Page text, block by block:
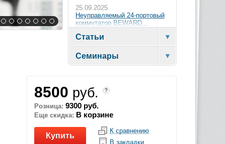
25.09.2025
Неуправляемый 24-портовый
коммутатор BEWARD...
Статьи
Семинары
8500 руб. ?
Розница: 9300 руб.
Еще скидка: В корзине
Купить
К сравнению
В закладки